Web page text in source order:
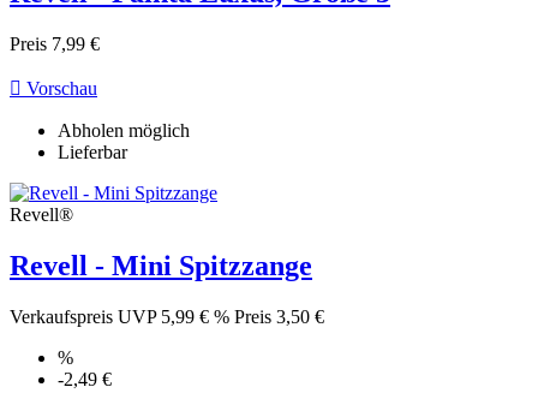
Preis 7,99 €
 Vorschau
Abholen möglich
Lieferbar
Revell®
Revell - Mini Spitzzange
Verkaufspreis UVP 5,99 € % Preis 3,50 €
%
-2,49 €